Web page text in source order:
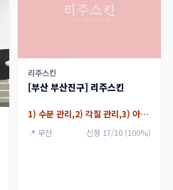
리주스킨
[부산 부산진구] 리주스킨
1) 수분 관리,2) 각질 관리,3) 아쿠아필
📍 부산 신청 17/10 (100%)